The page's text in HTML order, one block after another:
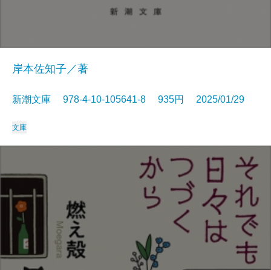
岸本佐知子／著
新潮文庫 978-4-10-105641-8 935円 2025/01/29
文庫